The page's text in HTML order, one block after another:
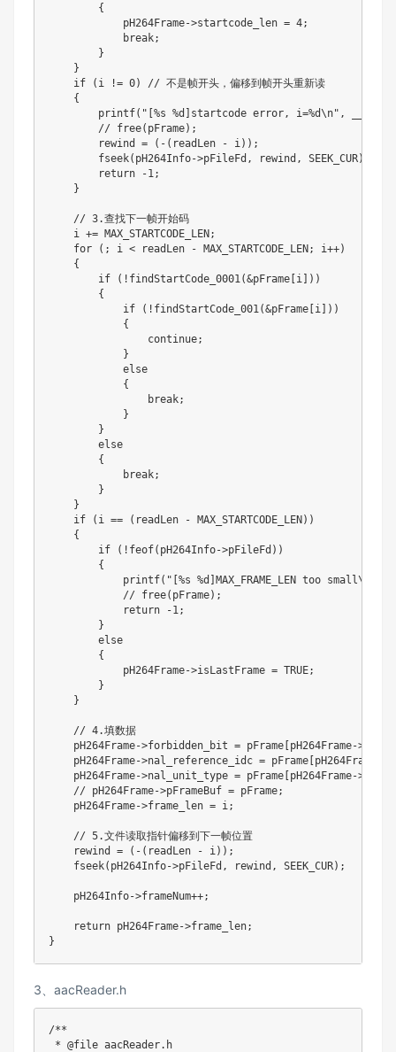
{
            pH264Frame
->startcode_len = 4;
break;
}
}
if
( i != 0)
// 不是帧开头，偏移到帧开头重新读
{
printf( "[%s %d]startcode error, i=%d\n" ,
// free(pFrame);
        rewind
= ( - ( readLen - i) ) ;
fseek( pH264Info->pFileFd , rewind , SEEK_CUR)
return
-1;
}
// 3.查找下一帧开始码
    i
+= MAX_STARTCODE_LEN ;
for
( ; i < readLen - MAX_STARTCODE_LEN ; i++)
{
if
( ! findStartCode_0001(&pFrame i ) )
{
if
( ! findStartCode_001(&pFrame i ) )
{
continue;
}
else
{
break;
}
}
else
{
break;
}
}
if
( i == ( readLen - MAX_STARTCODE_LEN ) )
{
if
( ! feof( pH264Info->pFileFd ) )
{
printf( "[%s %d]MAX_FRAME_LEN too small\n"
// free(pFrame);
return
-1;
}
else
{
            pH264Frame
->isLastFrame = TRUE;
}
}
// 4.填数据
    pH264Frame
->forbidden_bit = pFrame pH264Frame->
    pH264Frame
->nal_reference_idc = pFrame pH264Frame
    pH264Frame
->nal_unit_type = pFrame pH264Frame->
// pH264Frame->pFrameBuf = pFrame;
    pH264Frame
->frame_len = i;
// 5.文件读取指针偏移到下一帧位置
    rewind
= ( - ( readLen - i) ) ;
fseek( pH264Info->pFileFd , rewind , SEEK_CUR) ;
    pH264Info
->frameNum++;
return pH264Frame->frame_len;
}
3、aacReader.h
/**
* @file aacReader.h